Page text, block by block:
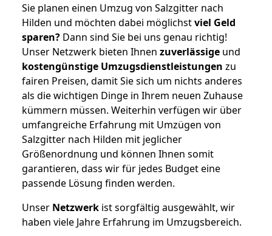
Sie planen einen Umzug von Salzgitter nach
Hilden und möchten dabei möglichstviel Geld
sparen? Dann sind Sie bei uns genau richtig!
Unser Netzwerk bieten Ihnen zuverlässige und
kostengünstige Umzugsdienstleistungen zu
fairen Preisen, damit Sie sich um nichts anderes
als die wichtigen Dinge in Ihrem neuen Zuhause
kümmern müssen. Weiterhin verfügen wir über
umfangreiche Erfahrung mit Umzügen von
Salzgitter nach Hilden mit jeglicher
Größenordnung und können Ihnen somit
garantieren, dass wir für jedes Budget eine
passende Lösung finden werden.
Unser Netzwerk ist sorgfältig ausgewählt, wir
haben viele Jahre Erfahrung im Umzugsbereich.